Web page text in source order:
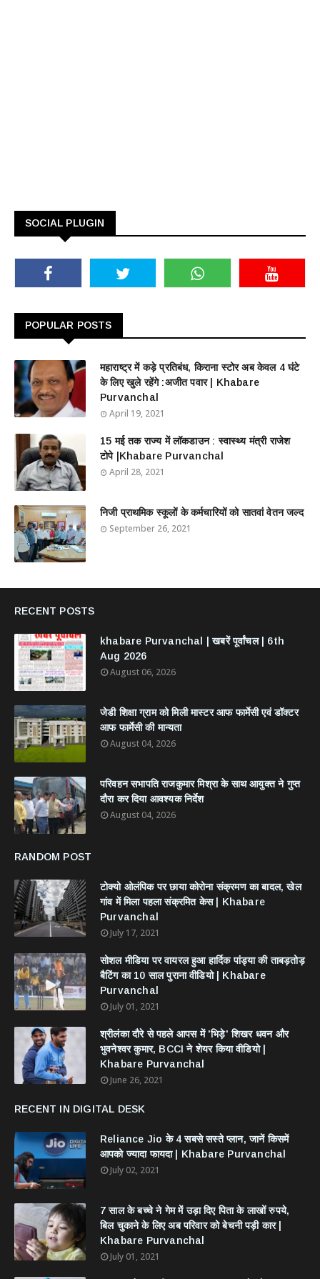
SOCIAL PLUGIN
POPULAR POSTS
महाराष्ट्र में कड़े प्रतिबंध, किराना स्टोर अब केवल 4 घंटे
के लिए खुले रहेंगे :अजीत पवार | Khabare
Purvanchal
April 19, 2021
15 मई तक राज्य में लॉकडाउन : स्वास्थ्य मंत्री राजेश
टोपे |Khabare Purvanchal
April 28, 2021
निजी प्राथमिक स्कूलों के कर्मचारियों को सातवां वेतन जल्द
September 26, 2021
RECENT POSTS
khabare Purvanchal | खबरें पूर्वांचल | 6th
Aug 2026
August 06, 2026
जेडी शिक्षा ग्राम को मिली मास्टर आफ फार्मेसी एवं डॉक्टर
आफ फार्मेसी की मान्यता
August 04, 2026
परिवहन सभापति राजकुमार मिश्रा के साथ आयुक्त ने गुप्त
दौरा कर दिया आवश्यक निर्देश
August 04, 2026
RANDOM POST
टोक्यो ओलंपिक पर छाया कोरोना संक्रमण का बादल, खेल
गांव में मिला पहला संक्रमित केस | Khabare
Purvanchal
July 17, 2021
सोशल मीडिया पर वायरल हुआ हार्दिक पांड्या की ताबड़तोड़
बैटिंग का 10 साल पुराना वीडियो | Khabare
Purvanchal
July 01, 2021
श्रीलंका दौरे से पहले आपस में 'भिड़े' शिखर धवन और
भुवनेश्वर कुमार, BCCI ने शेयर किया वीडियो |
Khabare Purvanchal
June 26, 2021
RECENT IN DIGITAL DESK
Reliance Jio के 4 सबसे सस्ते प्लान, जानें किसमें
आपको ज्यादा फायदा | Khabare Purvanchal
July 02, 2021
7 साल के बच्चे ने गेम में उड़ा दिए पिता के लाखों रुपये,
बिल चुकाने के लिए अब परिवार को बेचनी पड़ी कार |
Khabare Purvanchal
July 01, 2021